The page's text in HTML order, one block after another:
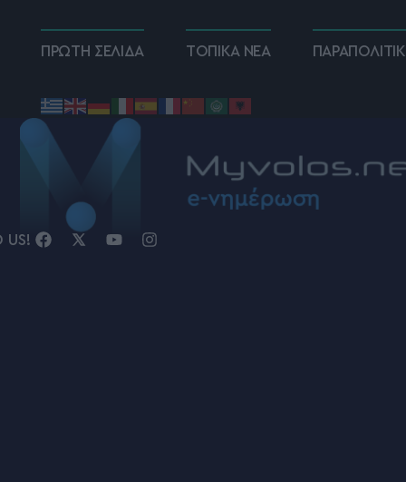
ΠΡΩΤΗ ΣΕΛΙΔΑ ΤΟΠΙΚΑ ΝΕΑ
US!